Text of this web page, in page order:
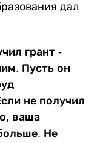
дал
грант -
Пусть он
не получил
ваша
Не